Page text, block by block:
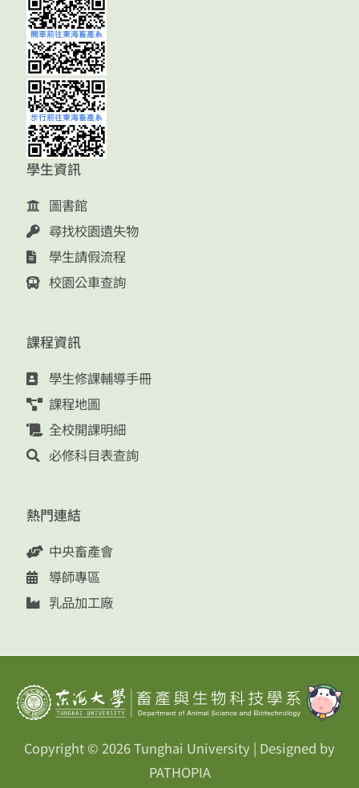
學生資訊
圖書館
尋找校園遺失物
學生請假流程
校園公車查詢
課程資訊
學生修課輔導手冊
課程地圖
全校開課明細
必修科目表查詢
熱門連結
中央畜產會
導師專區
乳品加工廠
Copyright © 2026Tunghai University | Designed by
PATHOPIA